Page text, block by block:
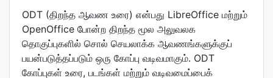
ODT (திறந்த ஆவண உரை) என்பது LibreOffice மற்றும்
OpenOffice போன்ற திறந்த மூல அலுவலக
தொகுப்புகளில் சொல் செயலாக்க ஆவணங்களுக்குப்
பயன்படுத்தப்படும் ஒரு கோப்பு வடிவமாகும். ODT
கோப்புகள் உரை, படங்கள் மற்றும் வடிவமைப்பைக்